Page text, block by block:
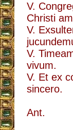
V.
Christi
V.
V.
vivum.
V. Et ex
sincero.
Ant.